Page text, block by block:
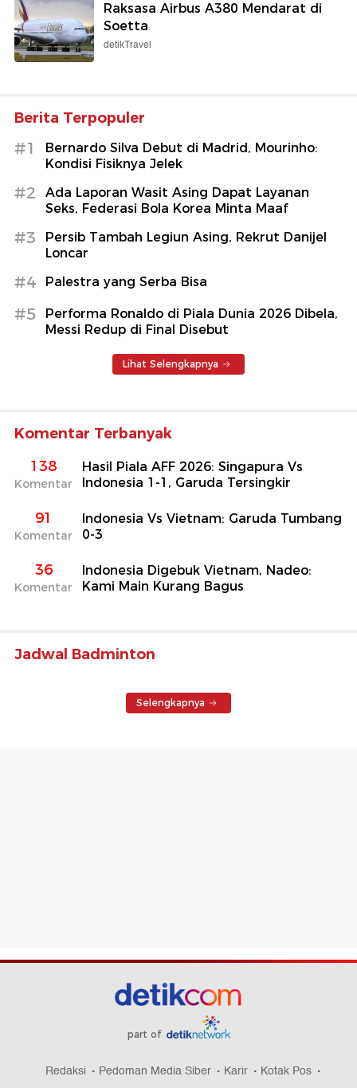
Raksasa Airbus A380 Mendarat di
Soetta
detikTravel
Berita Terpopuler
#1
Bernardo Silva Debut di Madrid, Mourinho:
Kondisi Fisiknya Jelek
#2
Ada Laporan Wasit Asing Dapat Layanan
Seks, Federasi Bola Korea Minta Maaf
#3
Persib Tambah Legiun Asing, Rekrut Danijel
Loncar
#4 Palestra yang Serba Bisa
#5
Performa Ronaldo di Piala Dunia 2026 Dibela,
Messi Redup di Final Disebut
Lihat Selengkapnya
Komentar Terbanyak
138
Komentar
Hasil Piala AFF 2026: Singapura Vs
Indonesia 1-1, Garuda Tersingkir
91
Komentar
Indonesia Vs Vietnam: Garuda Tumbang
0-3
36
Komentar
Indonesia Digebuk Vietnam, Nadeo:
Kami Main Kurang Bagus
Jadwal Badminton
Selengkapnya
part of
Redaksi Pedoman Media Siber Karir
Kotak Pos